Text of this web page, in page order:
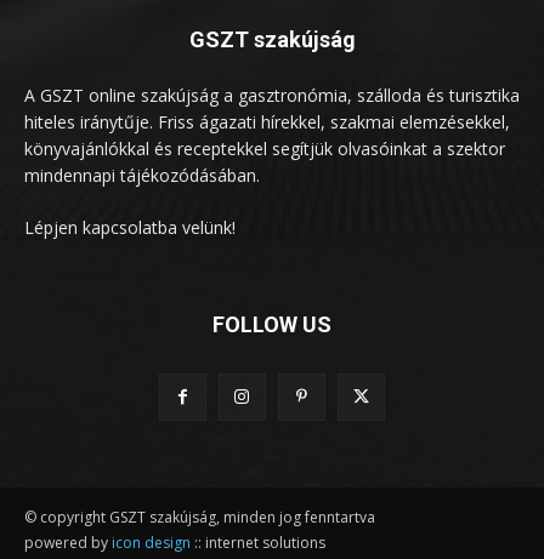
GSZT szakújság
A GSZT online szakújság a gasztronómia, szálloda és turisztika
hiteles iránytűje. Friss ágazati hírekkel, szakmai elemzésekkel,
könyvajánlókkal és receptekkel segítjük olvasóinkat a szektor
mindennapi tájékozódásában.
Lépjen kapcsolatba velünk!
FOLLOW US
© copyright GSZT szakújság, minden jog fenntartva
powered by icon design :: internet solutions